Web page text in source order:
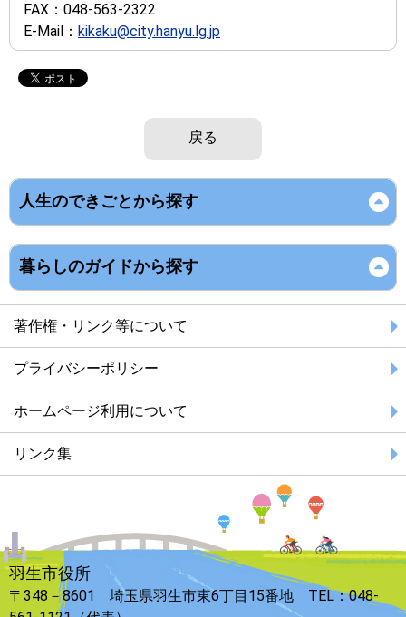
FAX： 048-563-2322
E-Mail： kikaku@city.hanyu.lg.jp
戻る
人生のできごとから探す
暮らしのガイドから探す
著作権・リンク等について
プライバシーポリシー
ホームページ利用について
リンク集
羽生市役所
〒348－8601 埼玉県羽生市東6丁目15番地 TEL：048-